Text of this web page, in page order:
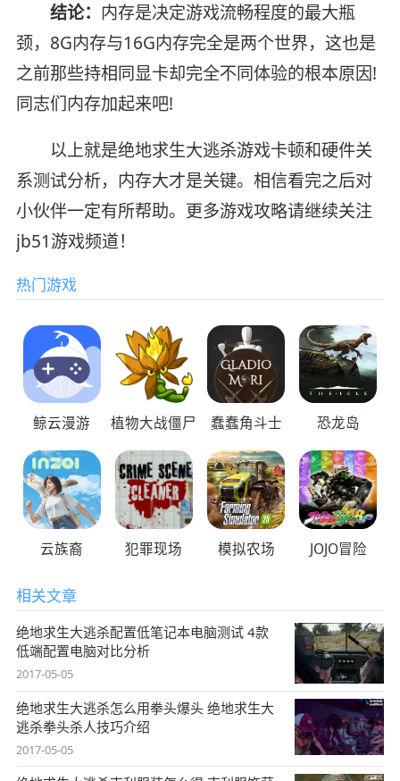
结论： 内存是决定游戏流畅程度的最大瓶
颈，8G内存与16G内存完全是两个世界，这也是
之前那些持相同显卡却完全不同体验的根本原因!
同志们内存加起来吧!
以上就是绝地求生大逃杀游戏卡顿和硬件关
系测试分析，内存大才是关键。相信看完之后对
小伙伴一定有所帮助。更多游戏攻略请继续关注
jb51游戏频道！
热门游戏
鲸云漫游 植物大战僵尸 蠢蠢角斗士 恐龙岛
云族裔 犯罪现场 模拟农场 JOJO冒险
相关文章
绝地求生大逃杀配置低笔记本电脑测试 4款
低端配置电脑对比分析
2017-05-05
绝地求生大逃杀怎么用拳头爆头 绝地求生大
逃杀拳头杀人技巧介绍
2017-05-05